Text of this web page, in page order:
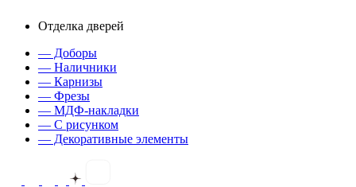
Отделка дверей
— Доборы
— Наличники
— Карнизы
— Фрезы
— МДФ-накладки
— С рисунком
— Декоративные элементы